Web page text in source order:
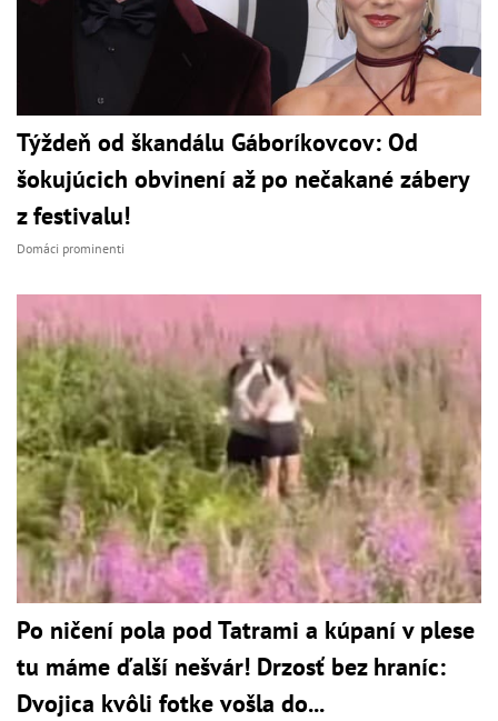
Týždeň od škandálu Gáboríkovcov: Od
šokujúcich obvinení až po nečakané zábery
z festivalu!
Domáci prominenti
Po ničení pola pod Tatrami a kúpaní v plese
tu máme ďalší nešvár! Drzosť bez hraníc:
Dvojica kvôli fotke vošla do...